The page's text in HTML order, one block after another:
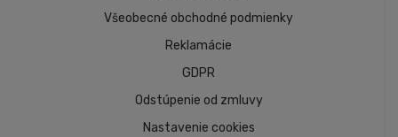
Všeobecné obchodné podmienky
Reklamácie
GDPR
Odstúpenie od zmluvy
Nastavenie cookies